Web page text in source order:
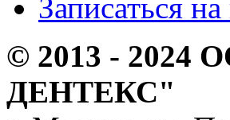
Записаться
© 2013 - 2024
ДЕНТЕКС"